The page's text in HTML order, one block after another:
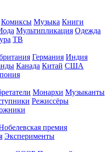
Комиксы Музыка Книги
Мультипликация Одежда
ТВ
Германия Индия
Канада Китай США
Монархи Музыканты
Режиссёры
премия
Эксперименты